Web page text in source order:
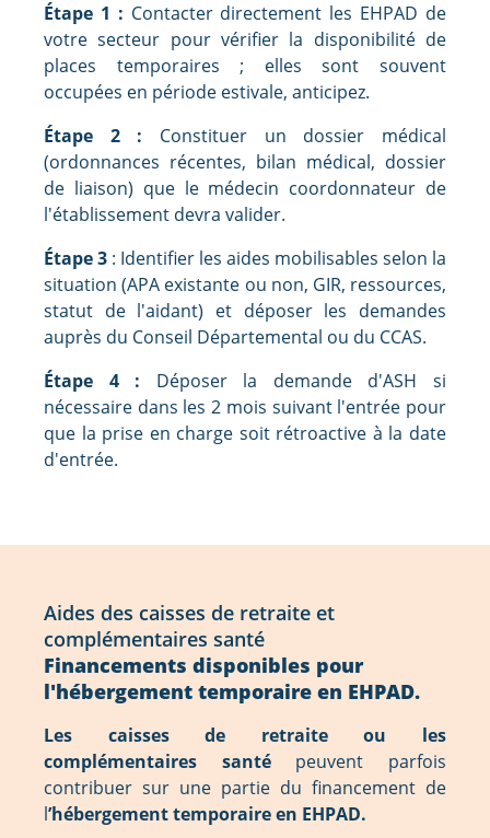
Étape 1 : Contacter directement les EHPAD de
votre secteur pour vérifier la disponibilité de
places temporaires ; elles sont souvent
occupées en période estivale, anticipez.
Étape 2 : Constituer un dossier médical
(ordonnances récentes, bilan médical, dossier
de liaison) que le médecin coordonnateur de
l'établissement devra valider.
Étape 3 : Identifier les aides mobilisables selon la
situation (APA existante ou non, GIR, ressources,
statut de l'aidant) et déposer les demandes
auprès du Conseil Départemental ou du CCAS.
Étape 4 : Déposer la demande d'ASH si
nécessaire dans les 2 mois suivant l'entrée pour
que la prise en charge soit rétroactive à la date
d'entrée.
Aides des caisses de retraite et
complémentaires santé
Financements disponibles pour
l'hébergement temporaire en EHPAD.
Les caisses de retraite ou les
complémentaires santépeuvent parfois
contribuer sur une partie du financement de
l’hébergement temporaire en EHPAD.